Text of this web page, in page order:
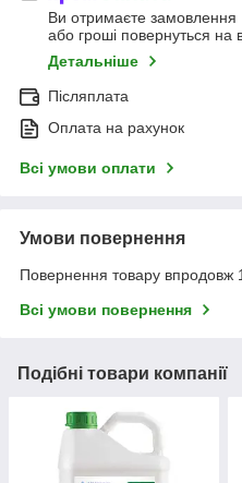
Ви отримаєте замовлення
або гроші повернуться на
Детальніше
Післяплата
Оплата на рахунок
Всі умови оплати
Умови повернення
Повернення товару впродовж
Всі умови повернення
Подібні товари компанії